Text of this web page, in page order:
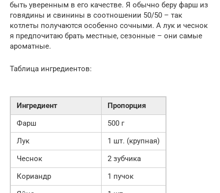
быть уверенным в его качестве. Я обычно беру фарш из
говядины и свинины в соотношении 50/50 – так
котлеты получаются особенно сочными. А лук и чеснок
я предпочитаю брать местные, сезонные – они самые
ароматные.
Таблица ингредиентов:
Ингредиент
Пропорция
Фарш
500 г
Лук
1 шт. (крупная)
Чеснок
2 зубчика
Кориандр
1 пучок